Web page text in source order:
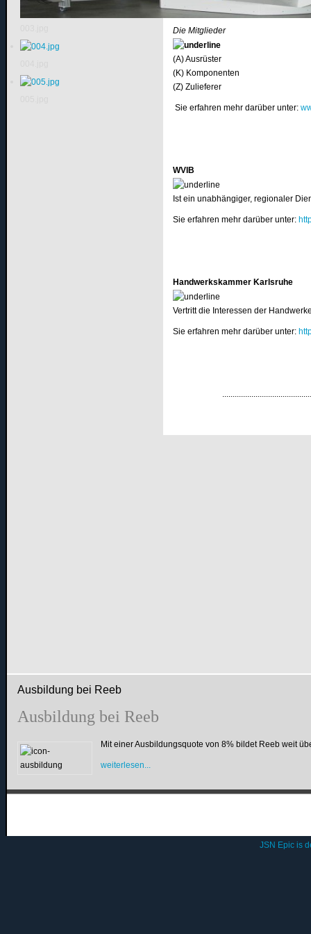
gemeinsamen Nutzen aus
Die Mitglieder
(A) Ausrüster
(K) Komponenten
(Z) Zulieferer
Sie erfahren mehr darüber unter:
WVIB
Ist ein unabhängiger, regionaler
Sie erfahren mehr darüber unter:
Handwerkskammer Karlsruhe
Vertritt die Interessen der
Sie erfahren mehr darüber unter:
Ausbildung bei Reeb
Ausbildung bei Reeb
Mit einer Ausbildungsquote von 8% bildet Reeb weit
weiterlesen...
JSN Epic is